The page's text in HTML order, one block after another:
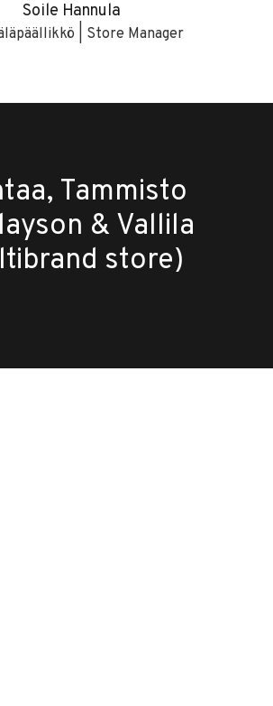
Soile Hannula
| Store Manager
Tammisto
& Vallila
store)